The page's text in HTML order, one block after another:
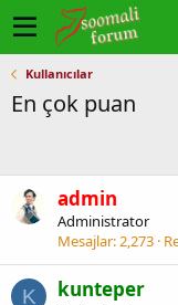
Kullanıcılar
En çok puan
admin
Administrator
Mesajlar 2,273
K kunteper